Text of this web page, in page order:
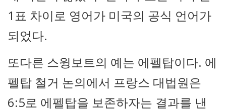
1표 차이로 영어가 미국의 공식 언어가
되었다.
또다른 스윙보트의 예는 에펠탑이다. 에
펠탑 철거 논의에서 프랑스 대법원은
6:5로 에펠탑을 보존하자는 결과를 낸